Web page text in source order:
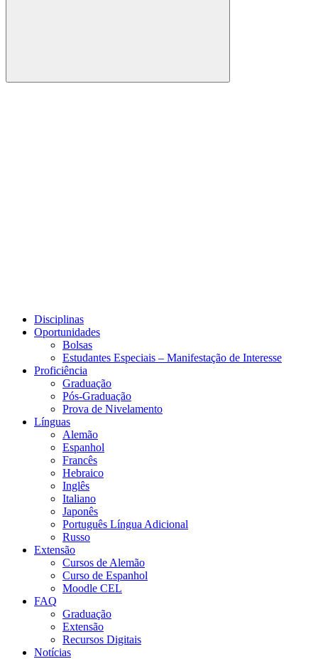
Buscar
Disciplinas
Oportunidades
Bolsas
Estudantes Especiais – Manifestação de Interesse
Proficiência
Graduação
Pós-Graduação
Prova de Nivelamento
Línguas
Alemão
Espanhol
Francês
Hebraico
Inglês
Italiano
Japonês
Português Língua Adicional
Russo
Extensão
Cursos de Alemão
Curso de Espanhol
Moodle CEL
FAQ
Graduação
Extensão
Recursos Digitais
Notícias